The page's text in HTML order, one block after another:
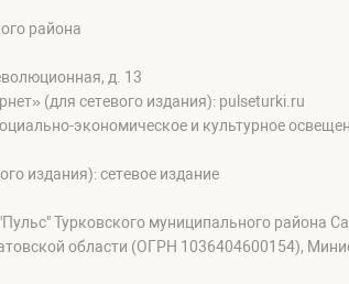
района
д. 13
(для сетевого издания): pulseturki.ru
экономическое и культурное
издания): сетевое издание
Турковского муниципального района
области (ОГРН 1036404600154),